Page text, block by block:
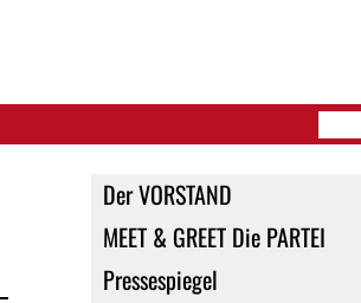
Der VORSTAND
MEET & GREET Die PARTEI
Pressespiegel